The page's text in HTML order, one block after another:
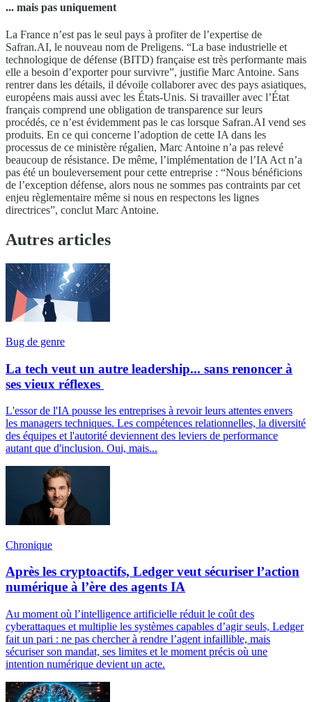
... mais pas uniquement
La France n’est pas le seul pays à profiter de l’expertise de
Safran.AI, le nouveau nom de Preligens. “La base industrielle et
technologique de défense (BITD) française est très performante mais
elle a besoin d’exporter pour survivre”, justifie Marc Antoine. Sans
rentrer dans les détails, il dévoile collaborer avec des pays asiatiques,
européens mais aussi avec les États-Unis. Si travailler avec l’État
français comprend une obligation de transparence sur leurs
procédés, ce n’est évidemment pas le cas lorsque Safran.AI vend ses
produits. En ce qui concerne l’adoption de cette IA dans les
processus de ce ministère régalien, Marc Antoine n’a pas relevé
beaucoup de résistance. De même, l’implémentation de l’IA Act n’a
pas été un bouleversement pour cette entreprise : “Nous bénéficions
de l’exception défense, alors nous ne sommes pas contraints par cet
enjeu règlementaire même si nous en respectons les lignes
directrices”, conclut Marc Antoine.
Autres articles
Bug de genre
La tech veut un autre leadership... sans renoncer à
ses vieux réflexes
L'essor de l'IA pousse les entreprises à revoir leurs attentes envers
les managers techniques. Les compétences relationnelles, la diversité
des équipes et l'autorité deviennent des leviers de performance
autant que d'inclusion. Oui, mais...
Chronique
Après les cryptoactifs, Ledger veut sécuriser l’action
numérique à l’ère des agents IA
Au moment où l’intelligence artificielle réduit le coût des
cyberattaques et multiplie les systèmes capables d’agir seuls, Ledger
fait un pari : ne pas chercher à rendre l’agent infaillible, mais
sécuriser son mandat, ses limites et le moment précis où une
intention numérique devient un acte.